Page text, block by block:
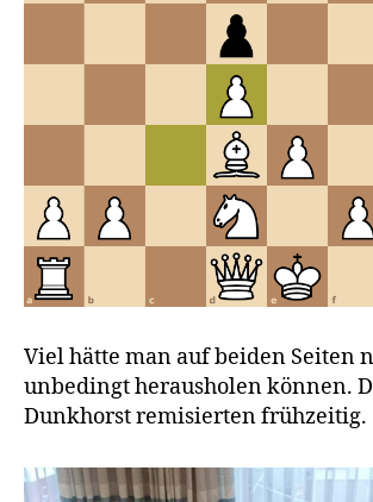
Viel hätte man auf beiden Seiten
unbedingt herausholen können.
Dunkhorst remisierten frühzeitig.